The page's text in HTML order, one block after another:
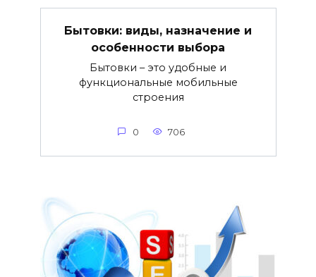
Бытовки: виды, назначение и
особенности выбора
Бытовки – это удобные и
функциональные мобильные
строения
0 706